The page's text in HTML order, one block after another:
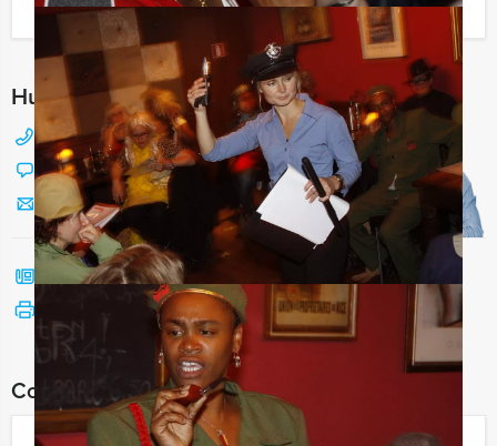
Ik heb een vraag over dit uitje
Hulp nodig bij het kiezen?
088 428 81 17
Chat met Jeroen
Stuur ons een mailtje
Bel mij terug
Bekijk printbare versie
Combineer dit uitje met: